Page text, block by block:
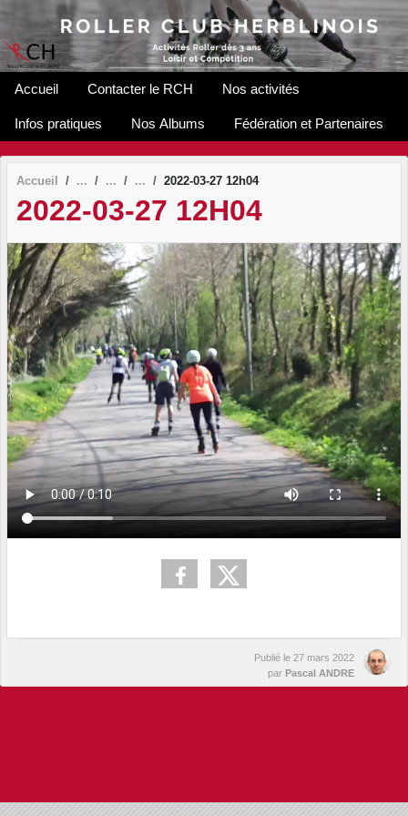
Accueil Contacter le RCH Nos activités
Infos pratiques Nos Albums Fédération et Partenaires
Accueil 2022-03-27 12h04
2022-03-27 12H04
Publié le 27 mars 2022
par Pascal ANDRE
Panneau de gestion des cookies